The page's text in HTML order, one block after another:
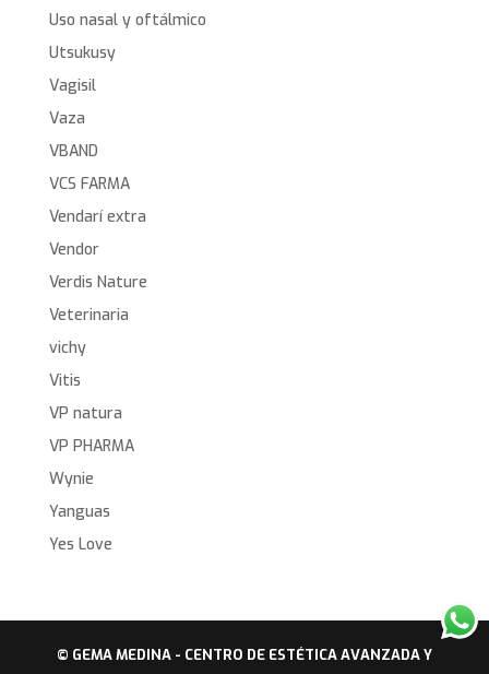
Uso nasal y oftálmico
Utsukusy
Vagisil
Vaza
VBAND
VCS FARMA
Vendarí extra
Vendor
Verdis Nature
Veterinaria
vichy
Vitis
VP natura
VP PHARMA
Wynie
Yanguas
Yes Love
© GEMA MEDINA - CENTRO DE ESTÉTICA AVANZADA Y